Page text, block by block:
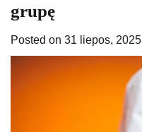
grupę
Posted on 31 liepos, 2025